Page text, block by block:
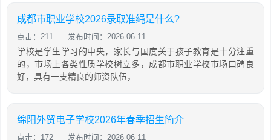
成都市职业学校2026录取准绳是什么?
点击：211 发布时间：2026-06-11
学校是学生学习的中央，家长与国度关于孩子教育是十分注重
的，市场上各类性质学校树立多，成都市职业学校市场口碑良
好，具有一支精良的师资队伍，
绵阳外贸电子学校2026年春季招生简介
点击：172 发布时间：2026-06-11